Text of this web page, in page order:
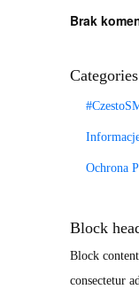
Brak
Categories
Ochrona
Block
Block
consectetur